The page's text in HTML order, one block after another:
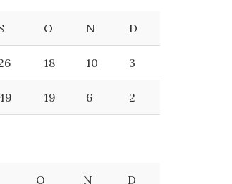
O N D
18 10 3
19 6 2
O N D